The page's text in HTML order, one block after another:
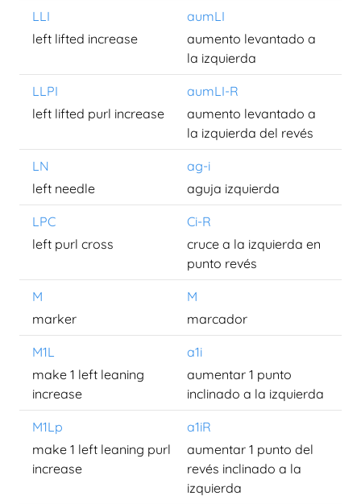
LLI
aumLI
left lifted increase
aumento levantado a
la izquierda
LLPI
aumLI-R
left lifted purl increase
aumento levantado a
la izquierda del revés
LN
ag-i
left needle
aguja izquierda
LPC
Ci-R
left purl cross
cruce a la izquierda en
punto revés
M
M
marker
marcador
M1L
a1i
make 1 left leaning
increase
aumentar 1 punto
inclinado a la izquierda
M1Lp
a1iR
make 1 left leaning purl
increase
aumentar 1 punto del
revés inclinado a la
izquierda